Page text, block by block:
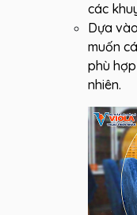
các
Dựa
muốn
phù
nhiên.